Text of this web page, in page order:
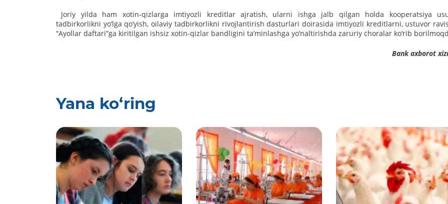
Joriy yilda ham xotin-qizlarga imtiyozli kreditlar ajratish, ularni ishga jalb qilgan holda kooperatsiya
tadbirkorlikni yo‘lga qo’yish, oilaviy tadbirkorlikni rivojlantirish dasturlari doirasida imtiyozli kreditlarni, ustuvor
“Аyollar daftari”ga kiritilgan ishsiz xotin-qizlar bandligini ta’minlashga yo‘naltirishda zaruriy choralar ko‘rib
Bank axborot
Yana ko‘ring